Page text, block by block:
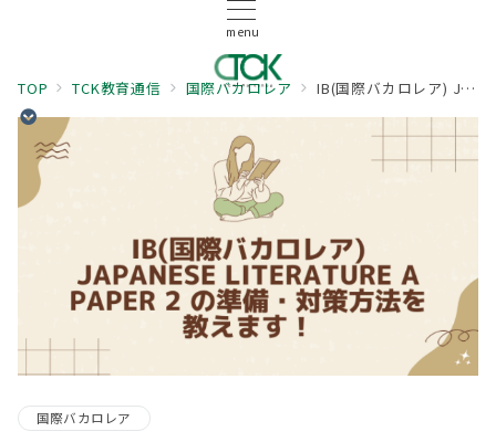
menu
TOP TCK教育通信 国際バカロレア IB(国際バカロレア) Japanese Literature A Paper 2 の準備・対策方法を教えます！
国際バカロレア